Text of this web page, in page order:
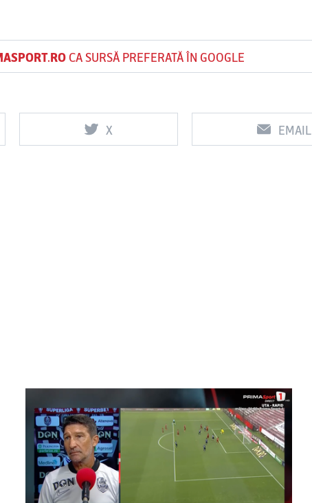
CA SURSĂ PREFERATĂ ÎN GOOGLE
X EMAIL